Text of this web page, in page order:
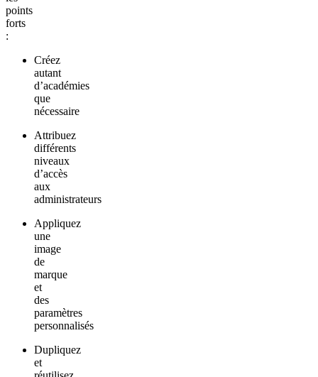
points
forts
:
Créez
autant
d’académies
que
nécessaire
Attribuez
différents
niveaux
d’accès
aux
administrateurs
Appliquez
une
image
de
marque
et
des
paramètres
personnalisés
Dupliquez
et